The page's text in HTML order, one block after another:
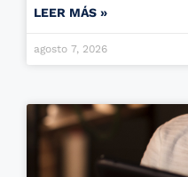
LEER MÁS »
agosto 7, 2026